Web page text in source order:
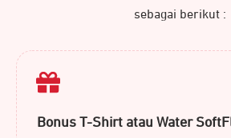
sebagai berikut :
Bonus T-Shirt atau Water